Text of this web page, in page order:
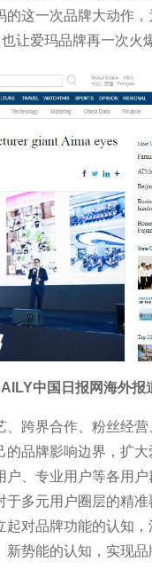
的这一次品牌大动作
让爱玛品牌再一次火
中国日报网海外报
、跨界合作、粉丝经
的品牌影响边界，扩大
户、专业用户等各用
于多元用户圈层的精
起对品牌功能的认知
新势能的认知，实现